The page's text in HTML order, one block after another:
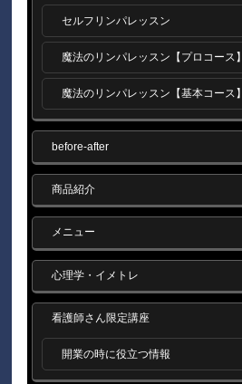
セルフリンパレッスン
魔法のリンパレッスン【プロコース】
魔法のリンパレッスン【基本コース】
before-after
商品紹介
メニュー
心理学・イメトレ
看護師さん限定講座
開業の時に役立つ情報